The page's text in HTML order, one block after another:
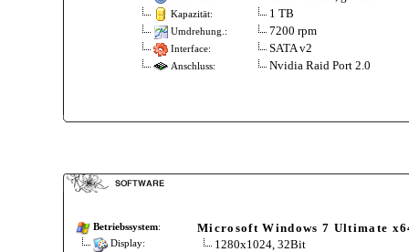
Kapazität: 1 TB
Umdrehung.: 7200 rpm
Interface: SATA v2
Anschluss: Nvidia Raid Port 2.0
Betriebssystem: Microsoft Windows 7 Ultimate
Display: 1280x1024, 32Bit